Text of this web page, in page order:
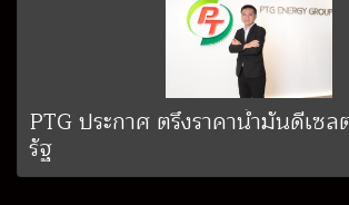
PTG ประกาศ ตรึงราคาน้ำมันดีเซ
รัฐ